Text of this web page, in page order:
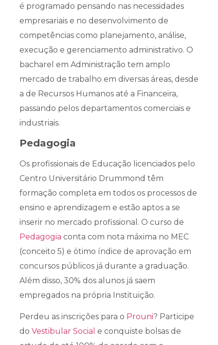
é programado pensando nas necessidades
empresariais e no desenvolvimento de
competências como planejamento, análise,
execução e gerenciamento administrativo. O
bacharel em Administração tem amplo
mercado de trabalho em diversas áreas, desde
a de Recursos Humanos até a Financeira,
passando pelos departamentos comerciais e
industriais.
Pedagogia
Os profissionais de Educação licenciados pelo
Centro Universitário Drummond têm
formação completa em todos os processos de
ensino e aprendizagem e estão aptos a se
inserir no mercado profissional. O curso de
Pedagogia conta com nota máxima no MEC
(conceito 5) e ótimo índice de aprovação em
concursos públicos já durante a graduação.
Além disso, 30% dos alunos já saem
empregados na própria Instituição.
Perdeu as inscrições para o Prouni? Participe
do Vestibular Social e conquiste bolsas de